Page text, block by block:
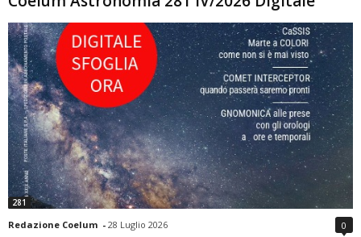
281
Redazione Coelum - 28 Luglio 2026 0